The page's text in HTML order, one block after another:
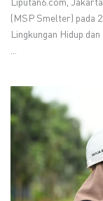
(MSP Smelter) pada
Lingkungan Hidup